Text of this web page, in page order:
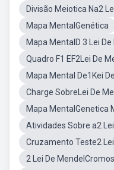
Divisão Meiotica Na2
Mapa MentalGenética
Mapa MentalD 3 Lei De
Quadro F1 EF2Lei De
Mapa Mental De1Kei
Charge SobreLei De
Mapa MentalGenetica
Atividades Sobre a2
Cruzamento Teste2 Lei
2 Lei De